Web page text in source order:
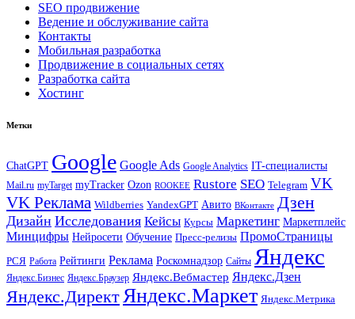
SEO продвижение
Ведение и обслуживание сайта
Контакты
Мобильная разработка
Продвижение в социальных сетях
Разработка сайта
Хостинг
Метки
ChatGPT Google Google Ads Google Analytics IT-специалисты
Mail.ru myTarget myTracker Ozon ROOKEE Rustore SEO Telegram VK
VK Реклама Wildberries YandexGPT Авито ВКонтакте Дзен
Дизайн Исследования Кейсы Курсы Маркетинг Маркетплейс
Минцифры Нейросети Обучение Пресс-релизы ПромоСтраницы
РСЯ Работа Рейтинги Реклама Роскомнадзор Сайты Яндекс
Яндекс.Бизнес Яндекс.Браузер Яндекс.Вебмастер Яндекс.Дзен
Яндекс.ДиректЯндекс.Маркет Яндекс.Метрика